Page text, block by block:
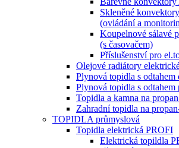
Skleněné
(ovládání a
Koupelnové sálavé
(s časovačem)
Příslušenství pro
Olejové radiátory
Plynová topidla s odtahem
Plynová topidla s odtahem
Topidla a kamna na
Zahradní topidla na
TOPIDLA průmyslová
Topidla elektrická PROFI
Elektrická topildla